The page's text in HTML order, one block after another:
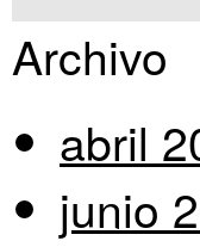
Archivo
abril
junio